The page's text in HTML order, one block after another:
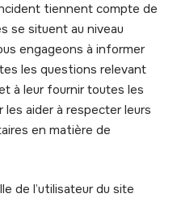
tiennent compte de
se situent au niveau
engageons à informer
les questions relevant
à leur fournir toutes les
aider à respecter leurs
en matière de
de l’utilisateur du site